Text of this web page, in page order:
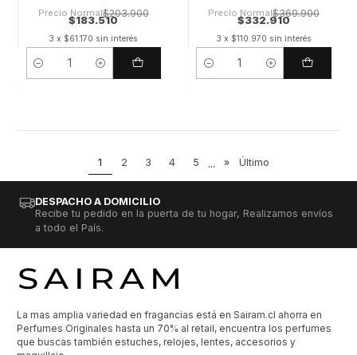
Precio Normal$203.900
$183.510
3 x $61.170 sin interés
Cantidad
Precio Normal$369.900
$332.910
3 x $110.970 sin interés
Cantidad
1 2 3 4 5 ... » Último
DESPACHO A DOMICILIO
Recibe tu pedido en la puerta de tu hogar, Realizamos envíos
a todo el País.
La mas amplia variedad en fragancias está en Sairam.cl ahorra en
Perfumes Originales hasta un 70% al retail, encuentra los perfumes
que buscas también estuches, relojes, lentes, accesorios y